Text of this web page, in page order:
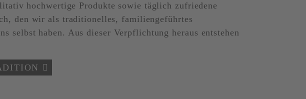
hochwertige Produkte sowie täglich zufriedene
den wir als traditionelles, familiengeführtes
selbst haben. Aus dieser Verpflichtung heraus entstehen